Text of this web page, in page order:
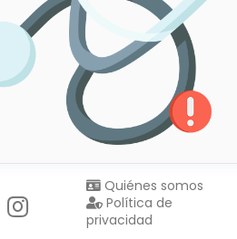
Quiénes somos
Política de
privacidad